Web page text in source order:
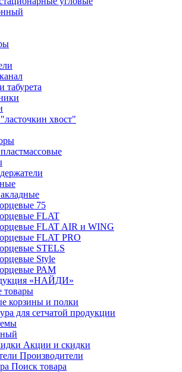
табурета
хвост"
75
FLAT
FLAT AIR и WING
FLAT PRO
STELS
Style
РАМ
«НАЙДИ»
товары
корзины и полки
для сетчатой продукции
Акции и скидки
Производители
Поиск товара